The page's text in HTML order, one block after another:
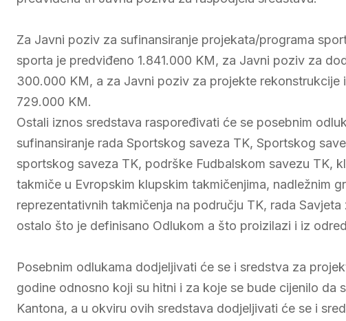
Za Javni poziv za sufinansiranje projekata/programa
sporta je predviđeno 1.841.000 KM, za Javni poziv za
300.000 KM, a za Javni poziv za projekte
729.000 KM.
Ostali iznos sredstava raspoređivati će se posebnim
sufinansiranje rada Sportskog saveza TK, Sportskog
sportskog saveza TK, podrške Fudbalskom savezu TK,
takmiče u Evropskim klupskim takmičenjima, nadležnim
reprezentativnih takmičenja na području TK, rada
ostalo što je definisano Odlukom a što proizilazi i iz
Posebnim odlukama dodjeljivati će se i sredstva za
godine odnosno koji su hitni i za koje se bude cijenilo da
Kantona, a u okviru ovih sredstava dodjeljivati će se i